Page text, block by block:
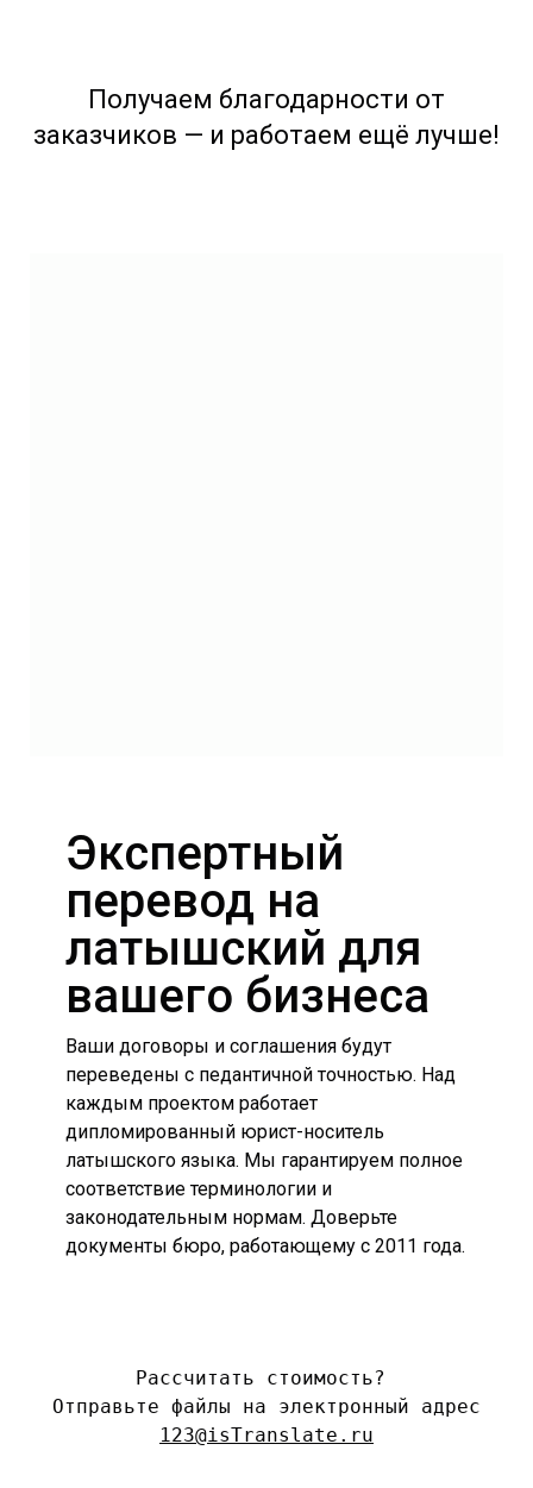
Получаем благодарности от
заказчиков — и работаем ещё лучше!
Экспертный
перевод на
латышский для
вашего бизнеса
Ваши договоры и соглашения будут
переведены с педантичной точностью. Над
каждым проектом работает
дипломированный юрист-носитель
латышского языка. Мы гарантируем полное
соответствие терминологии и
законодательным нормам. Доверьте
документы бюро, работающему с 2011 года.
Рассчитать стоимость?
Отправьте файлы на электронный адрес
123@isTranslate.ru